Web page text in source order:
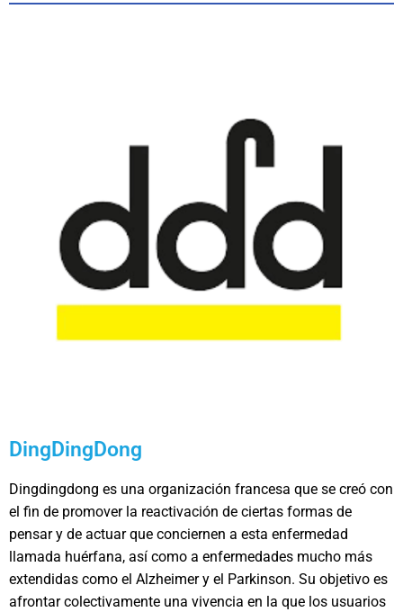
DingDingDong
Dingdingdong es una organización francesa que se creó con
el fin de promover la reactivación de ciertas formas de
pensar y de actuar que conciernen a esta enfermedad
llamada huérfana, así como a enfermedades mucho más
extendidas como el Alzheimer y el Parkinson. Su objetivo es
afrontar colectivamente una vivencia en la que los usuarios